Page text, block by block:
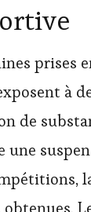
prises
à
de